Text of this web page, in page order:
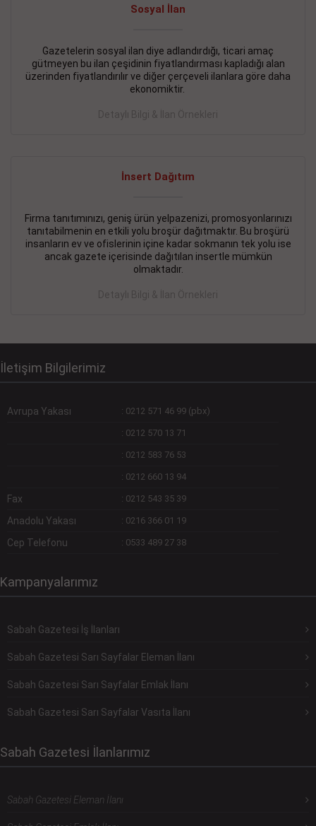
Sosyal İlan
Gazetelerin sosyal ilan diye adlandırdığı, ticari amaç
gütmeyen bu ilan çeşidinin fiyatlandırması kapladığı alan
üzerinden fiyatlandırılır ve diğer çerçeveli ilanlara göre daha
ekonomiktir.
Detaylı Bilgi & İlan Örnekleri
İnsert Dağıtım
Firma tanıtımınızı, geniş ürün yelpazenizi, promosyonlarınızı
tanıtabilmenin en etkili yolu broşür dağıtmaktır. Bu broşürü
insanların ev ve ofislerinin içine kadar sokmanın tek yolu ise
ancak gazete içerisinde dağıtılan insertle mümkün
olmaktadır.
Detaylı Bilgi & İlan Örnekleri
İletişim Bilgilerimiz
Avrupa Yakası : 0212 571 46 99 (pbx)
: 0212 570 13 71
: 0212 583 76 53
: 0212 660 13 94
Fax : 0212 543 35 39
Anadolu Yakası : 0216 366 01 19
Cep Telefonu : 0533 489 27 38
Kampanyalarımız
Sabah Gazetesi İş İlanları
Sabah Gazetesi Sarı Sayfalar Eleman İlanı
Sabah Gazetesi Sarı Sayfalar Emlak İlanı
Sabah Gazetesi Sarı Sayfalar Vasıta İlanı
Sabah Gazetesi İlanlarımız
Sabah Gazetesi Eleman İlanı
İŞYERİ KİRALIK İlanı - 11.09.2018
BEYLİKDÜZÜ Kavaklıda 4 katlı bina
DEVREMÜLK KİRALIK İlanı- 11.09.2018
SİNYE Tekstile Şoförlüğü olan 35 yaşını aşmamış, Depo
elemanı alınacaktır. Osmanbey, Şişli
Devamını Gör